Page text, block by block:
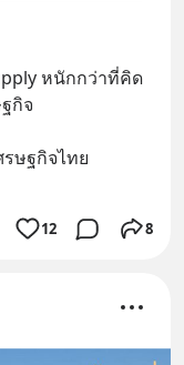
หนักกว่าที่คิด
กิจ
รษฐกิจไทย
12 8